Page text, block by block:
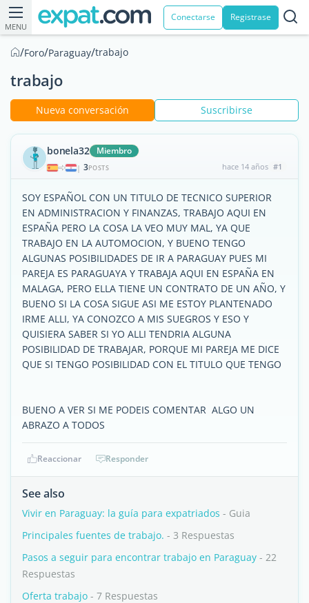
MENU
Conectarse Registrase
/Foro/Paraguay/trabajo
trabajo
Nueva conversación Suscribirse
bonela32 Miembro
| 3POSTS hace 14 años #1
SOY ESPAÑOL CON UN TITULO DE TECNICO SUPERIOR
EN ADMINISTRACION Y FINANZAS, TRABAJO AQUI EN
ESPAÑA PERO LA COSA LA VEO MUY MAL, YA QUE
TRABAJO EN LA AUTOMOCION, Y BUENO TENGO
ALGUNAS POSIBILIDADES DE IR A PARAGUAY PUES MI
PAREJA ES PARAGUAYA Y TRABAJA AQUI EN ESPAÑA EN
MALAGA, PERO ELLA TIENE UN CONTRATO DE UN AÑO, Y
BUENO SI LA COSA SIGUE ASI ME ESTOY PLANTENADO
IRME ALLI, YA CONOZCO A MIS SUEGROS Y ESO Y
QUISIERA SABER SI YO ALLI TENDRIA ALGUNA
POSIBILIDAD DE TRABAJAR, PORQUE MI PAREJA ME DICE
QUE SI TENGO POSIBILIDAD CON EL TITULO QUE TENGO
BUENO A VER SI ME PODEIS COMENTAR ALGO UN
ABRAZO A TODOS
Reaccionar Responder
See also
Vivir en Paraguay: la guía para expatriados - Guia
Principales fuentes de trabajo. - 3 Respuestas
Pasos a seguir para encontrar trabajo en Paraguay - 22
Respuestas
Oferta trabajo - 7 Respuestas